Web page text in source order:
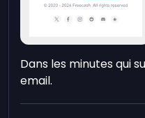
Dans les minutes qui
email.